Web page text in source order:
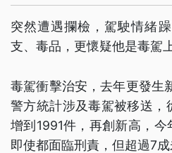
突然遭遇攔檢，駕駛情緒
支、毒品，更懷疑他是毒駕
毒駕衝擊治安，去年更發生
警方統計涉及毒駕被移送，
增到1991件，再創新高，今
即使都面臨刑責，但超過7成